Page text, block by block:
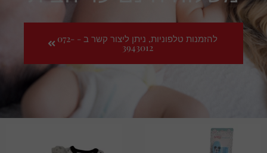
להזמנות טלפוניות, ניתן ליצור קשר ב - 072-
3943012